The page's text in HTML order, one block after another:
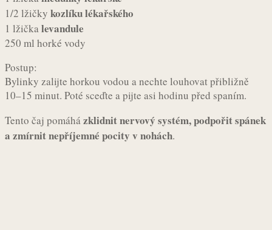
1/2 lžičky kozlíku lékařského
1 lžičkalevandule
250 ml horké vody
Postup:
Bylinky zalijte horkou vodou a nechte louhovat přibližně
10–15 minut. Poté sceďte a pijte asi hodinu před spaním.
Tento čaj pomáházklidnit nervový systém, podpořit spánek
a zmírnit nepříjemné pocity v nohách.